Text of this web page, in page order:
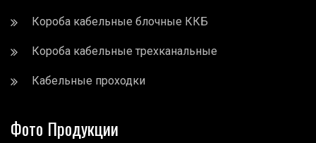
Короба кабельные блочные ККБ
Короба кабельные трехканальные
Кабельные проходки
Фото Продукции